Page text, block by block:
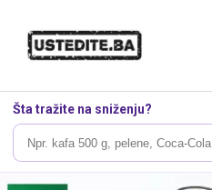
Šta tražite na sniženju?